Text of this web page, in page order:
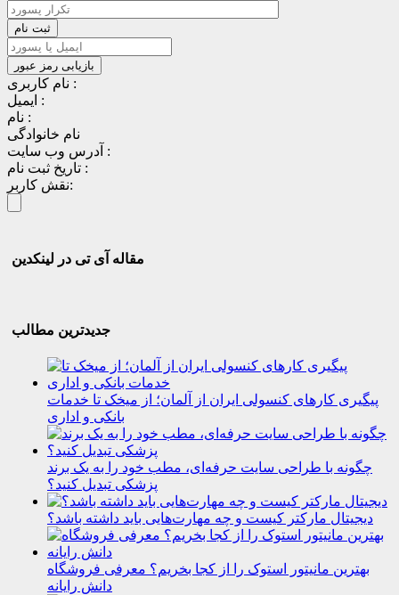
نام کاربری :
ایمیل :
نام :
نام خانوادگی
آدرس وب سایت :
تاریخ ثبت نام :
نقش کاربر:
مقاله آی تی در لینکدین
جدیدترین مطالب
پیگیری کارهای کنسولی ایران از آلمان؛ از میخک تا خدمات
بانکی و اداری
چگونه با طراحی سایت حرفه‌ای، مطب خود را به یک برند
پزشکی تبدیل کنید؟
دیجیتال مارکتر کیست و چه مهارت‌هایی باید داشته باشد؟
بهترین مانیتور استوک را از کجا بخریم؟ معرفی فروشگاه
دانش رایانه